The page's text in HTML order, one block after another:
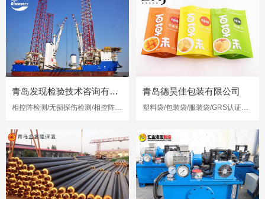
青岛发现检验技术咨询有限公司
相控阵检测/无损探伤检测/相控阵超声检测
青岛德昊佳包装有限公司
塑料袋/包装袋/服装袋/GRS认证再生塑料袋